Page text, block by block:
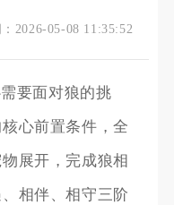
2026-05-08 11:35:52
要面对狼的挑
心前置条件，全
展开，完成狼相
相伴、相守三阶